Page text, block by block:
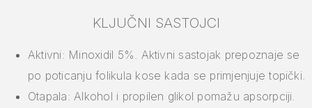
KLJUČNI SASTOJCI
Aktivni: Minoxidil 5%. Aktivni sastojak prepoznaje se
po poticanju folikula kose kada se primjenjuje topički.
Otapala: Alkohol i propilen glikol pomažu apsorpciji.